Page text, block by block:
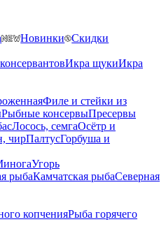
Новинки Скидки
Икра щукиИкра
Филе и стейки из
Рыбные консервыПресервы
Лосось, семгаОсётр и
чирПалтусГорбуша и
Угорь
рыбаКамчатская рыбаСеверная
копченияРыба горячего